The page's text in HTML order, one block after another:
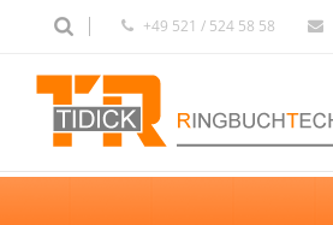
+49 521 / 524 58 58